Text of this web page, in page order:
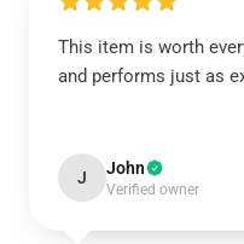
This item is worth
and performs just as
J John
Verified owner